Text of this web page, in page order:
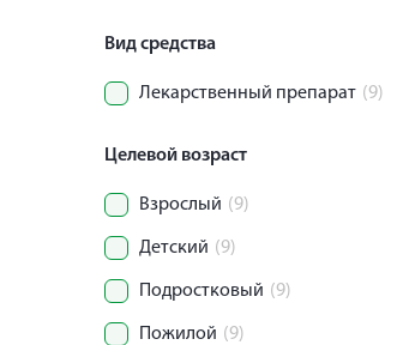
Вид средства
Лекарственный препарат (9)
Целевой возраст
Взрослый (9)
Детский (9)
Подростковый (9)
Пожилой (9)